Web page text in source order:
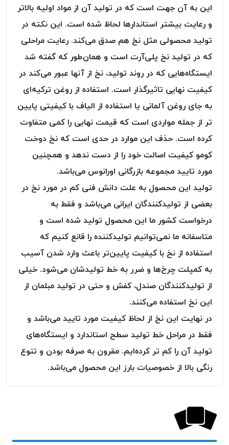
VENTO
پارما
PARMA
نخ
دستبندی
DOVE
نخ گلدوزی
FILKRISTAL
نخ
نسوز
Aramid
&
Para-
Aramid
این به آن جهت است که در تولید آن از مواد اولیه بالاتر
و رعایت بیشتر استاندارها لحاظ شده است. این نکته در
تولید محصولی مثل نخ هم صدق می‌کند. رعایت مراحلی
که در تولید نخ پلی‌آرت است و همان‌طور که گفته شد
ایستگاه‌هایی که در روند تولید، نخ از آنها عبور می‌کند در
کیفیت نهایی تاثیرگذار است. استفاده از روغن ترکیه‌ای
به جای روغن آلمانی یا استفاده از الیاف با کیفیتی پایین
تر از جمله مواردی است که قیمت نهایی را کمی متفاوت
کرده است. حذف این موارد در حدی است که نخ دوخت
کومو کیفیت اصالت خود را از دست ندهد و همچنین
مورد تایید مجموعه بازرگانی اورانوس می‌باشد.
تولید این محصول به علت دانش فنی کم در مورد نخ در
بعضی از تولیدکنندگان ایرانی می‌باشد و فقط به
درخواست کشور ما این محصول تولید شده است و
متاسفانه ما نمی‌توانیم تولیدکننده را قانع کنیم که
استفاده از نخ‌ با کیفیت پایین‌تر باعث وارد شدن آسیب
به کمپلت چرخ‌ها و ضرر به خط تولیدشان می‌شود. خیلی
از تولیدکنندگان صندل، کفش و حتی در تولید مبلمان از
این نخ استفاده می‌کنند.
در نهایت این نخ از لحاظ کیفیت مورد تایید می‌باشد و
فقط در مراحل خط تولید سطح استاندارد و ایستگاه‌های
تولید آن را کم تر کرده‌ایم. مقرون به صرفه بودن و تنوع
رنگی بالا از خصوصیات بارز این محصول می‌باشد.